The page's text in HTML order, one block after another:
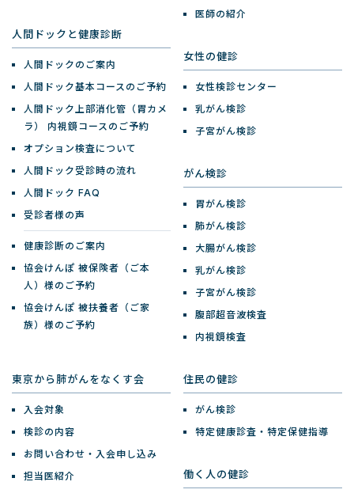
人間ドックと健康診断
人間ドックのご案内
人間ドック基本コースのご予約
人間ドック上部消化管（胃カメ
ラ）
内視鏡コースのご予約
オプション検査について
人間ドック受診時の流れ
人間ドック FAQ
受診者様の声
健康診断のご案内
協会けんぽ 被保険者（ご本
人）様のご予約
協会けんぽ 被扶養者（ご家
族）様のご予約
医師の紹介
女性の健診
女性検診センター
乳がん検診
子宮がん検診
がん検診
胃がん検診
肺がん検診
大腸がん検診
乳がん検診
子宮がん検診
腹部超音波検査
内視鏡検査
東京から肺がんをなくす会
入会対象
検診の内容
お問い合わせ・入会申し込み
担当医紹介
住民の健診
がん検診
特定健康診査・特定保健指導
働く人の健診